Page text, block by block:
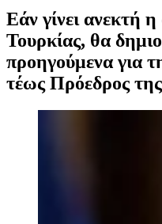
Εάν γίνει ανεκτή
Τουρκίας, θα
προηγούμενα για
τέως Πρόεδρος